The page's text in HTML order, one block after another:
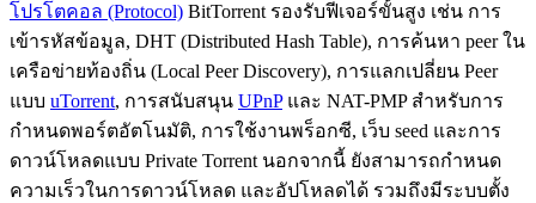
โปรโตคอล (Protocol) BitTorrent รองรับฟีเจอร์ขั้นสูง เช่น การ
เข้ารหัสข้อมูล, DHT (Distributed Hash Table), การค้นหา peer ใน
เครือข่ายท้องถิ่น (Local Peer Discovery), การแลกเปลี่ยน Peer
แบบ uTorrent, การสนับสนุน UPnPและ NAT-PMP สำหรับการ
กำหนดพอร์ตอัตโนมัติ, การใช้งานพร็อกซี, เว็บ seed และการ
ดาวน์โหลดแบบ Private Torrent นอกจากนี้ ยังสามารถกำหนด
ความเร็วในการดาวน์โหลด และอัปโหลดได้ รวมถึงมีระบบตั้ง